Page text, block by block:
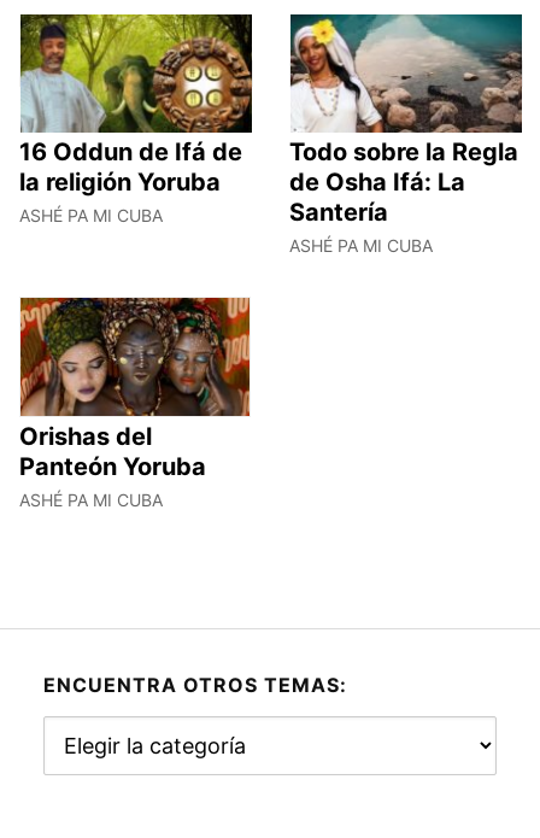
16 Oddun de Ifá de
la religión Yoruba
ASHÉ PA MI CUBA
Todo sobre la Regla
de Osha Ifá: La
Santería
ASHÉ PA MI CUBA
Orishas del
Panteón Yoruba
ASHÉ PA MI CUBA
ENCUENTRA OTROS TEMAS:
otros